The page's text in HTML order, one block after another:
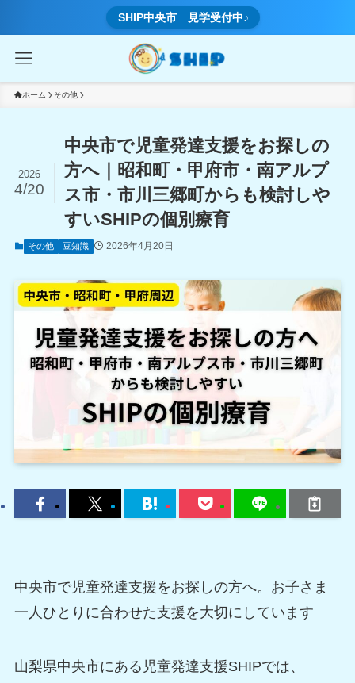
SHIP中央市 見学受付中♪
ホーム その他
中央市で児童発達支援をお探しの
方へ｜昭和町・甲府市・南アルプ
ス市・市川三郷町からも検討しや
すいSHIPの個別療育
2026
4/20
その他 豆知識 2026年4月20日
中央市で児童発達支援をお探しの方へ。お子さま
一人ひとりに合わせた支援を大切にしています
山梨県中央市にある児童発達支援SHIPでは、